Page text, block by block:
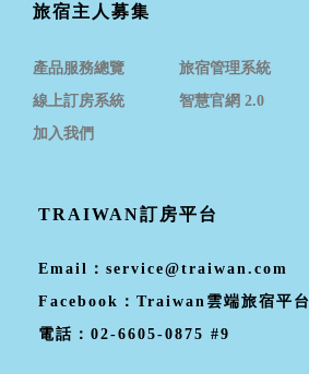
旅宿主人募集
產品服務總覽 旅宿管理系統
線上訂房系統
智慧官網 2.0
加入我們
TRAIWAN訂房平台
Email： service@traiwan.com
Facebook： Traiwan雲端旅宿平台
電話： 02-6605-0875 #9